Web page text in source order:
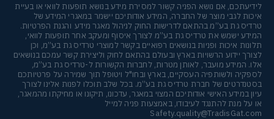
לידיעתכם, אם נושא הפניה קשור למסירת מידע בנושא תופעות לוואי או בעיית
איכות לגבי מוצר של החברה, המידע אודותיכם יישמר במאגרי המידע של
טרדיס גת בע”מ בהתאם לדרישות החוק לניהול מאגר מידע והגנת הפרטיות.
המידע ישמש את טרדיס גת בע”מ לצורך איסוף ומעקב אחר תופעות לוואי,
תלונות איכות ופניות בנושאים רפואיים בקשר למוצרי טרדיס גת בע”מ, וכן
לצורך יידוע הרשויות בארץ ובעולם בהתאם לחוק וליצירת קשר עמכם בנושאים
אלו. המידע מועבר, לאותן מטרות, לחברות הקשורות ל-טרדיס גת בע”מ,
לספקיה ולשותפיה העסקיים, בארץ ובחו"ל ויטופל תוך שמירה על פרטיותכם
בסטנדרטים של חברת טרדיס גת בע”מ. בכל שלב תוכלו לפנות אלינו לצורך
עיון במידע האישי אודותיכם המצוי במאגר, עדכונו, תיקונו או מחיקתו מהמאגר,
או על מנת להתנגד לעיבודו, באמצעות פניה למייל
Safety.quality@TradisGat.com